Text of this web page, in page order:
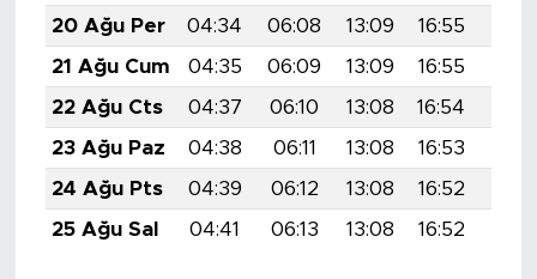
20 Ağu Per
04:34 06:08 13:09 16:55
21 Ağu Cum
04:35 06:09 13:09 16:55
22 Ağu Cts
04:37 06:10 13:08 16:54
23 Ağu Paz
04:38 06:11 13:08 16:53
24 Ağu Pts
04:39 06:12 13:08 16:52
25 Ağu Sal
04:41 06:13 13:08 16:52